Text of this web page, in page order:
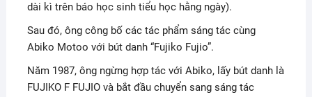
dài kì trên báo học sinh tiểu học hằng ngày).
Sau đó, ông công bố các tác phẩm sáng tác cùng
Abiko Motoo với bút danh “Fujiko Fujio”.
Năm 1987, ông ngừng hợp tác với Abiko, lấy bút danh là
FUJIKO F FUJIO và bắt đầu chuyển sang sáng tác